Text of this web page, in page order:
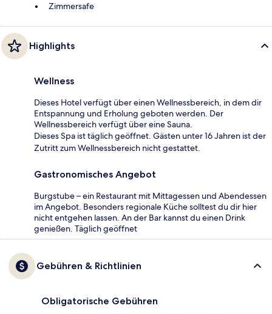
Zimmersafe
Highlights
Wellness
Dieses Hotel verfügt über einen Wellnessbereich, in dem dir
Entspannung und Erholung geboten werden. Der
Wellnessbereich verfügt über eine Sauna.
Dieses Spa ist täglich geöffnet. Gästen unter 16 Jahren ist der
Zutritt zum Wellnessbereich nicht gestattet.
Gastronomisches Angebot
Burgstube – ein Restaurant mit Mittagessen und Abendessen
im Angebot. Besonders regionale Küche solltest du dir hier
nicht entgehen lassen. An der Bar kannst du einen Drink
genießen. Täglich geöffnet
Gebühren & Richtlinien
Obligatorische Gebühren